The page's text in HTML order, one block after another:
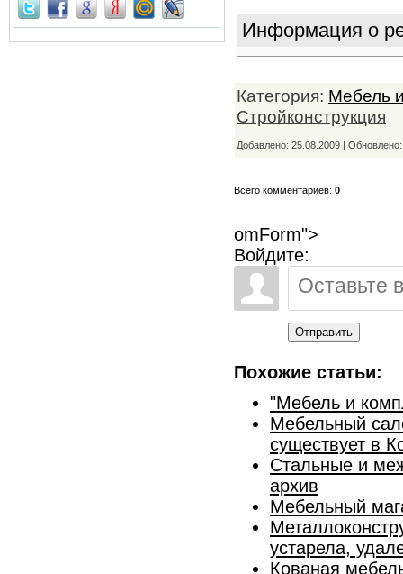
Информация о
Категория: Мебель
Стройконструкция
Добавлено: 25.08.2009 |
Всего комментариев: 0
omForm">
Войдите:
Отправить
Похожие статьи:
"Мебель и
Мебельный
существует в
Стальные и
архив
Мебельный
устарела,
Кованая